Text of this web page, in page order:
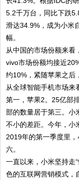
5.2千万台，同比下跌
滑达34.9%，成为小米
幅。
从中国的市场份额来
vivo市场份额均接近
约10%，紧随苹果之后
从全球智能手机市场
第一，苹果2。25亿部
部的数量居于第三。小
不小的差距。今年，小
2019年的第一季度里
六。
一直以来，小米坚持走
色的互联网营销模式，